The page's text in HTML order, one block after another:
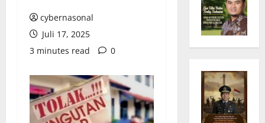
cybernasonal
Juli 17, 2025
3 minutes read
0